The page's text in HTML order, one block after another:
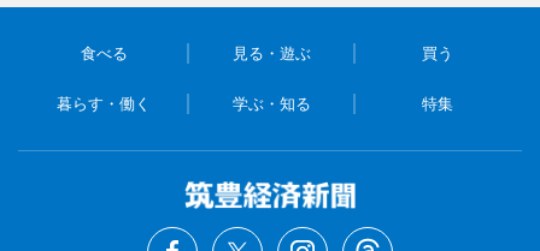
食べる 見る・遊ぶ 買う
暮らす・働く 学ぶ・知る 特集